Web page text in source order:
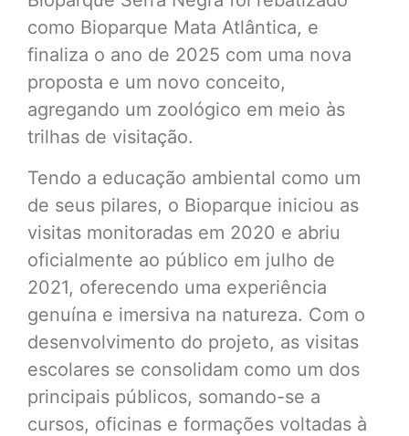
como Bioparque Mata Atlântica, e
finaliza o ano de 2025 com uma nova
proposta e um novo conceito,
agregando um zoológico em meio às
trilhas de visitação.
Tendo a educação ambiental como um
de seus pilares, o Bioparque iniciou as
visitas monitoradas em 2020 e abriu
oficialmente ao público em julho de
2021, oferecendo uma experiência
genuína e imersiva na natureza. Com o
desenvolvimento do projeto, as visitas
escolares se consolidam como um dos
principais públicos, somando-se a
cursos, oficinas e formações voltadas à